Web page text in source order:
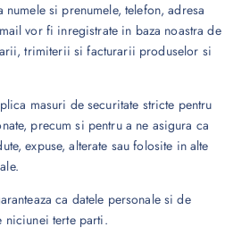
si prenumele, telefon, adresa
vor fi inregistrate in baza noastra de
trimiterii si facturarii produselor si
masuri de securitate stricte pentru
precum si pentru a ne asigura ca
expuse, alterate sau folosite in alte
ca datele personale si de
niciunei terte parti.